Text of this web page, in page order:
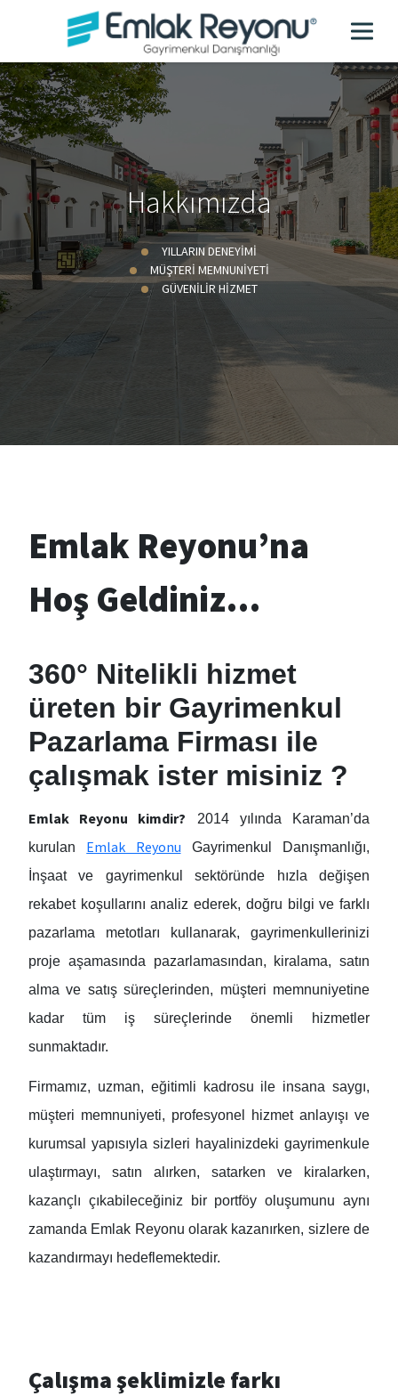
Hakkımızda
YILLARIN DENEYİMİ
MÜŞTERİ MEMNUNİYETİ
GÜVENİLİR HİZMET
Emlak Reyonu’na
Hoş Geldiniz…
360° Nitelikli hizmet
üreten bir Gayrimenkul
Pazarlama Firması ile
çalışmak ister misiniz ?
Emlak Reyonu kimdir? 2014 yılında Karaman’da
kurulan Emlak Reyonu Gayrimenkul Danışmanlığı,
İnşaat ve gayrimenkul sektöründe hızla değişen
rekabet koşullarını analiz ederek, doğru bilgi ve farklı
pazarlama metotları kullanarak, gayrimenkullerinizi
proje aşamasında pazarlamasından, kiralama, satın
alma ve satış süreçlerinden, müşteri memnuniyetine
kadar tüm iş süreçlerinde önemli hizmetler
sunmaktadır.
Firmamız, uzman, eğitimli kadrosu ile insana saygı,
müşteri memnuniyeti, profesyonel hizmet anlayışı ve
kurumsal yapısıyla sizleri hayalinizdeki gayrimenkule
ulaştırmayı, satın alırken, satarken ve kiralarken,
kazançlı çıkabileceğiniz bir portföy oluşumunu aynı
zamanda Emlak Reyonu olarak kazanırken, sizlere de
kazandırmayı hedeflemektedir.
Çalışma şeklimizle farkı